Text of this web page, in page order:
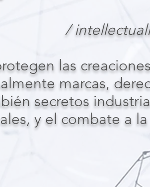
/
las
marcas,
secretos
y el combate a